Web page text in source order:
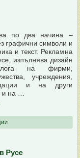
по два начина –
графични символи и
и текст. Рекламна
изпълнява дизайн
на фирми,
учреждения,
и на други
и на …
Русе